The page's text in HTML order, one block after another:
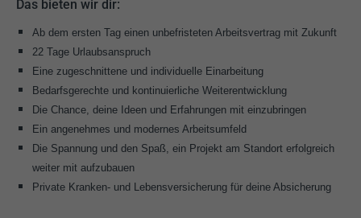
Das bieten wir dir:
Ab dem ersten Tag einen unbefristeten Arbeitsvertrag mit Zukunft
22 Tage Urlaubsanspruch
Eine zugeschnittene und individuelle Einarbeitung
Bedarfsgerechte und kontinuierliche Weiterentwicklung
Die Chance, deine Ideen und Erfahrungen mit einzubringen
Ein angenehmes und modernes Arbeitsumfeld
Die Spannung und den Spaß, ein Projekt am Standort erfolgreich
weiter mit aufzubauen
Private Kranken- und Lebensversicherung für deine Absicherung